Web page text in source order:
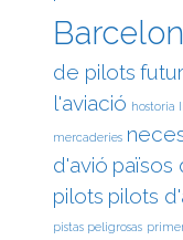
de pilots futur
l'aviació hostoria
mercaderies
d'avió països
pilots pilots
pistas peligrosas